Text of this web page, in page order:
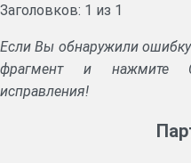
Заголовков: 1 из 1
Если Вы обнаружили
фрагмент и нажмите
исправления!